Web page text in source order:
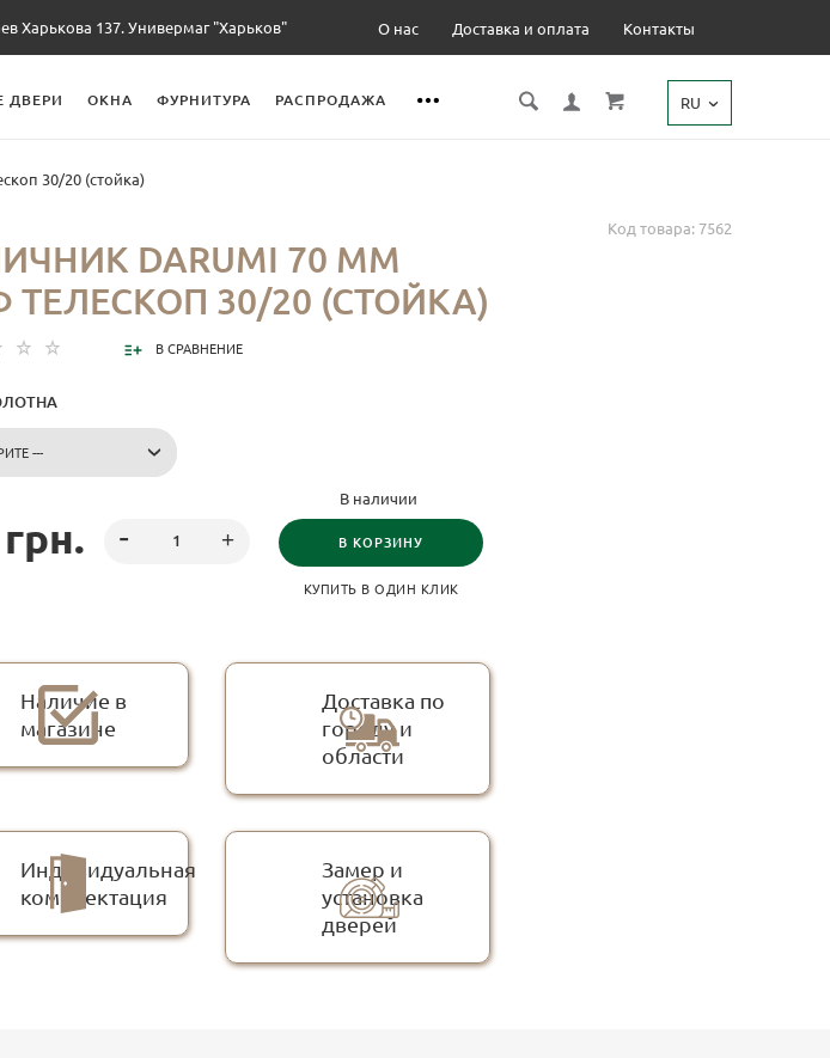
Харькова 137. Универмаг "Харьков" О нас Доставка и оплата Контакты
ДВЕРИ ОКНА ФУРНИТУРА РАСПРОДАЖА RU
30/20 (стойка)
Код товара: 7562
DARUMI 70 ММ
30/20 (СТОЙКА)
В СРАВНЕНИЕ
---
грн.
В наличии
В КОРЗИНУ
КУПИТЬ В ОДИН КЛИК
Наличие в
магазине
Доставка по
городу и
области
Индивидуальная
комплектация
Замер и
установка
дверей